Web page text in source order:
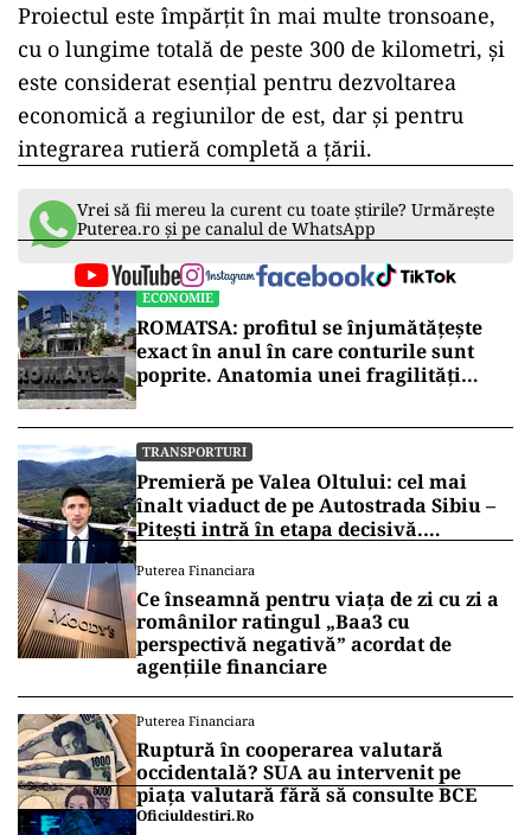
Proiectul este împărțit în mai multe tronsoane,
cu o lungime totală de peste 300 de kilometri, și
este considerat esențial pentru dezvoltarea
economică a regiunilor de est, dar și pentru
integrarea rutieră completă a țării.
Vrei să fii mereu la curent cu toate știrile? Urmărește
Puterea.ro și pe canalul de WhatsApp
ECONOMIE
ROMATSA: profitul se înjumătățește
exact în anul în care conturile sunt
poprite. Anatomia unei fragilități
TRANSPORTURI
Premieră pe Valea Oltului: cel mai
înalt viaduct de pe Autostrada Sibiu –
Pitești intră în etapa decisivă.
anunță unde s-a ajuns cu lucrările
(VIDEO)
Puterea Financiara
Ce înseamnă pentru viața de zi cu zi a
românilor ratingul „Baa3 cu
perspectivă negativă” acordat de
agențiile financiare
Puterea Financiara
Ruptură în cooperarea valutară
occidentală? SUA au intervenit pe
piața valutară fără să consulte BCE
Oficiuldestiri.ro